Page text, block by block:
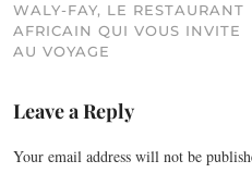
WALY-FAY, LE RESTAURANT
AFRICAIN QUI VOUS INVITE
AU VOYAGE
Leave a Reply
Your email address will not be